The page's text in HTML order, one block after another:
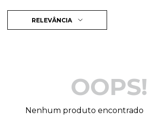
RELEVÂNCIA
OOPS!
Nenhum produto encontrado